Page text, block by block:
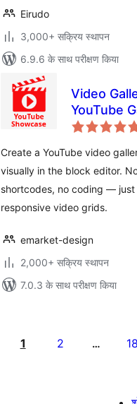
Eirudo
3,000+ सक्रिय स्थापन
6.9.6 के साथ परीक्षण किया
Video
YouTube
Playlist &
Create a YouTube video
visually in the block editor.
shortcodes, no coding —
responsive video grids.
emarket-design
2,000+ सक्रिय स्थापन
7.0.3 के साथ परीक्षण किया
पेजिनेशन
1 2 … 18